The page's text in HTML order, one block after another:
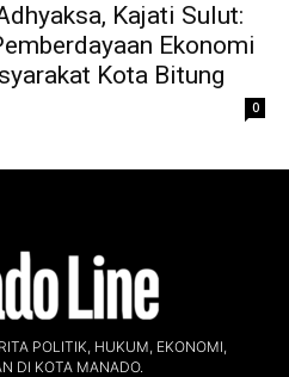
Kajati Sulut:
Ekonomi
Kota Bitung
0
POLITIK, HUKUM, EKONOMI,
DI KOTA MANADO.